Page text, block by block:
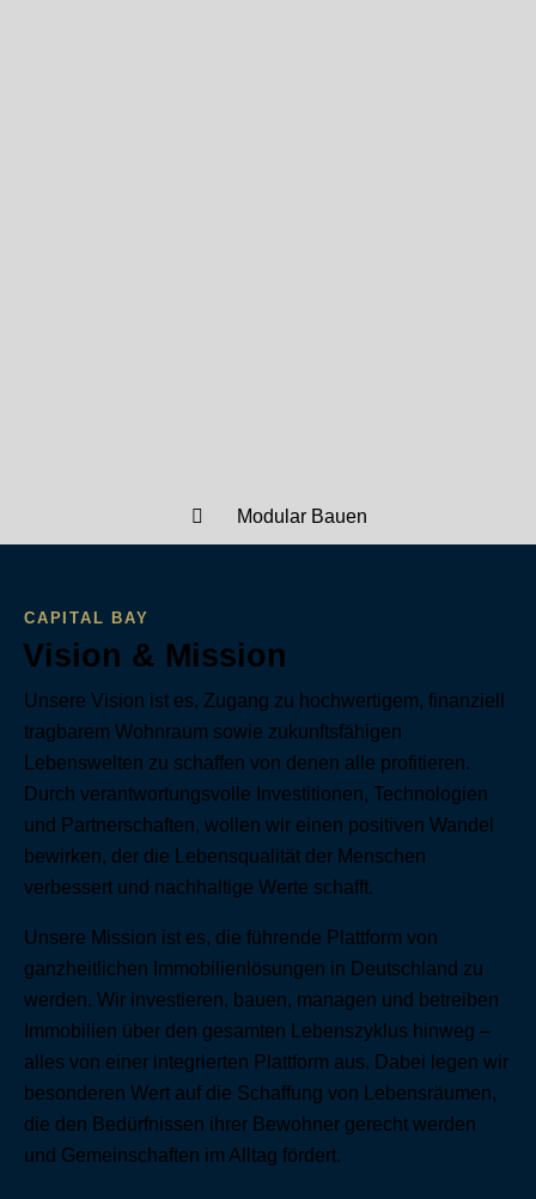
Modular Bauen
CAPITAL BAY
Vision & Mission
Unsere Vision ist es, Zugang zu hochwertigem, finanziell
tragbarem Wohnraum sowie zukunftsfähigen
Lebenswelten zu schaffen von denen alle profitieren.
Durch verantwortungsvolle Investitionen, Technologien
und Partnerschaften, wollen wir einen positiven Wandel
bewirken, der die Lebensqualität der Menschen
verbessert und nachhaltige Werte schafft.
Unsere Mission ist es, die führende Plattform von
ganzheitlichen Immobilienlösungen in Deutschland zu
werden. Wir investieren, bauen, managen und betreiben
Immobilien über den gesamten Lebenszyklus hinweg –
alles von einer integrierten Plattform aus. Dabei legen wir
besonderen Wert auf die Schaffung von Lebensräumen,
die den Bedürfnissen ihrer Bewohner gerecht werden
und Gemeinschaften im Alltag fördert.